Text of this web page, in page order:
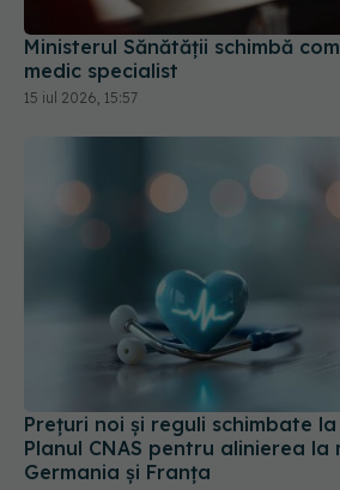
Ministerul Sănătății schimbă
medic specialist
15 iul 2026, 15:57
Prețuri noi și reguli schimbate
Planul CNAS pentru alinierea la
Germania și Franța